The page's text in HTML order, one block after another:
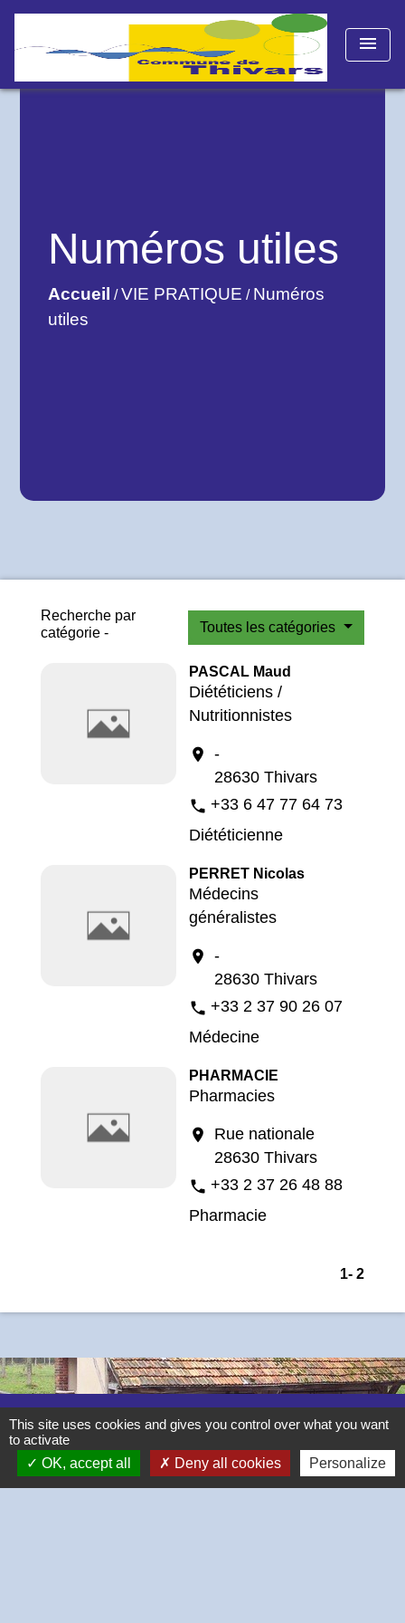
menu
Numéros utiles
Accueil /VIE PRATIQUE / Numéros
utiles
Recherche par
catégorie -
Toutes les catégories
PASCAL Maud
Diététiciens /
Nutritionnistes
location_on -
28630 Thivars
phone +33 6 47 77 64 73
Diététicienne
PERRET Nicolas
Médecins
généralistes
location_on -
28630 Thivars
phone +33 2 37 90 26 07
Médecine
PHARMACIE
Pharmacies
location_on
Rue nationale
28630 Thivars
phone +33 2 37 26 48 88
Pharmacie
1- 2
Contacts
Commune de Thivars
This site uses cookies and gives you control over what you want
to activate
OK, accept all
Deny all cookies Personalize